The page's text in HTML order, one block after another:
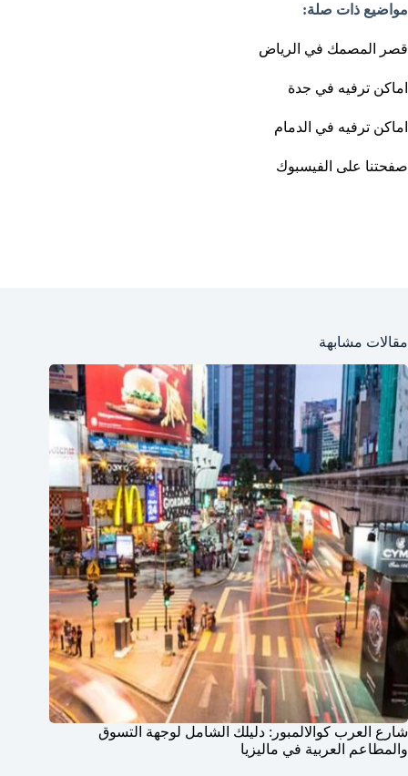
مواضيع ذات صلة:
قصر المصمك في الرياض
اماكن ترفيه في جدة
اماكن ترفيه في الدمام
صفحتنا على الفيسبوك
مقالات مشابهة
شارع العرب كوالالمبور: دليلك الشامل لوجهة التسوق
والمطاعم العربية في ماليزيا